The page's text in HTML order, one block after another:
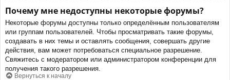
Почему мне недоступны некоторые форумы?
Некоторые форумы доступны только определённым пользователям
или группам пользователей. Чтобы просматривать такие форумы,
создавать в них темы и оставлять сообщения, совершать другие
действия, вам может потребоваться специальное разрешение.
Свяжитесь с модератором или администратором конференции для
получения такого разрешения.
Вернуться к началу